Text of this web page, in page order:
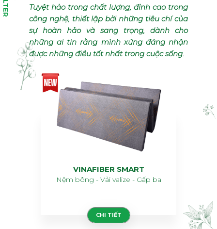
FILTER
Tuyệt hảo trong chất lượng, đỉnh cao trong
công nghệ, thiết lập bởi những tiêu chí của
sự hoàn hảo và sang trọng, dành cho
những ai tin rằng mình xứng đáng nhận
được những điều tốt nhất trong cuộc sống.
VINAFIBER SMART
Nệm bông - Vải valize - Gấp ba
CHI TIẾT